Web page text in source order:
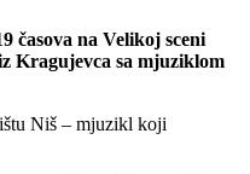
časova na Velikoj sceni
Kragujevca sa mjuziklom